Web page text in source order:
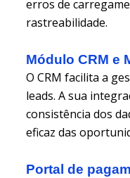
erros de
rastreabilidade.
Módulo CRM e
O CRM facilita a
leads. A sua
consistência dos
eficaz das
Portal de